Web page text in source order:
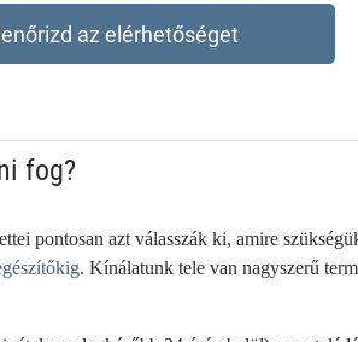
az elérhetőséget
fog?
pontosan azt válasszák ki, amire
. Kínálatunk tele van nagyszerű